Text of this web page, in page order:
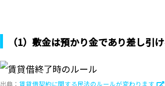
（1）敷金は預かり金であり差し引
出典： 賃貸借契約に関する民法のルールが変わります